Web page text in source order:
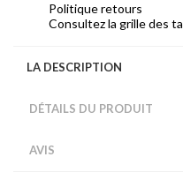
Politique retours
Consultez la grille des
LA DESCRIPTION
DÉTAILS DU PRODUIT
AVIS